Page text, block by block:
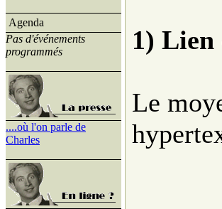
Agenda
Pas d'événements
programmés
....où l'on parle de
Charles
1) Lien
Le